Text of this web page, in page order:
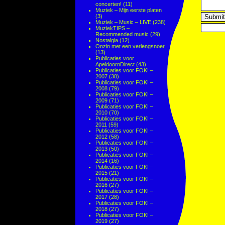
concerten! (11)
Muziek – Mijn eerste platen
(3)
Muziek – Music – LIVE (238)
MuziekTIPS –
Recommended music (29)
Nostalgia (12)
Onzin met een verlengsnoer
(13)
Publicaties voor
ApeldoornDirect (43)
Publicaties voor FOK! –
2007 (38)
Publicaties voor FOK! –
2008 (79)
Publicaties voor FOK! –
2009 (71)
Publicaties voor FOK! –
2010 (70)
Publicaties voor FOK! –
2011 (59)
Publicaties voor FOK! –
2012 (58)
Publicaties voor FOK! –
2013 (50)
Publicaties voor FOK! –
2014 (16)
Publicaties voor FOK! –
2015 (21)
Publicaties voor FOK! –
2016 (27)
Publicaties voor FOK! –
2017 (28)
Publicaties voor FOK! –
2018 (27)
Publicaties voor FOK! –
2019 (27)